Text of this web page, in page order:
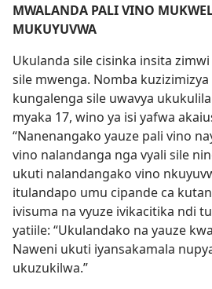
MWALANDA PALI VINO
MUKUYUVWA
Ukulanda sile cisinka insita
sile mwenga. Nomba
kungalenga sile uwavya
myaka 17, wino ya isi yafwa
“Nanenangako yauze pali vino
vino nalandanga nga vyali sile
ukuti nalandangako vino
itulandapo umu cipande ca
ivisuma na vyuze ivikacitika ndi
yatiile: “Ukulandako na yauze
Naweni ukuti iyansakamala
ukuzukilwa.”